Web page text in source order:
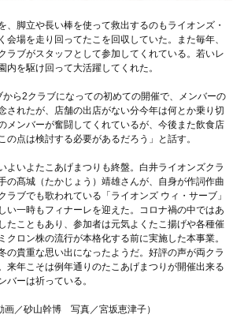
、脚立や長い棒を使って救出するのもライオンズ・
会場を走り回ってたこを回収していた。また毎年、
ラブがスタッフとして参加してくれている。若いレ
内を駆け回って大活躍してくれた。
ら2クラブになっての初めての開催で、メンバーの
されたが、店舗の出店がない分今年は何とか乗り切
メンバーが奮闘してくれているが、今後また飲食店
の点は検討する必要があるだろう」と話す。
よいよたこあげまつりも終盤。白井ライオンズクラ
の髙城（たかじょう）靖雄さんが、自身が作詞作曲
ラブでも歌われている「ライオンズ ウィ・サーブ」
い一時もフィナーレを迎えた。コロナ禍の中ではあ
たこともあり、参加者は元気よくたこ揚げや各種催
クロン株の流行が本格化する前に実施した本事業。
の貴重な思い出になったようだ。好評の声が両クラ
来年こそは例年通りのたこあげまつりが開催出来る
バーは祈っている。
画／砂山幹博 写真／宮坂恵津子）